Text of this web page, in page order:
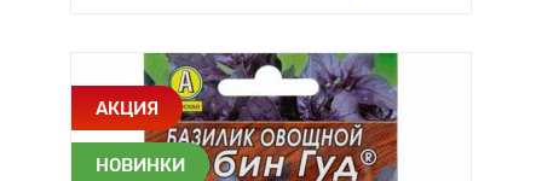
АКЦИЯ
НОВИНКИ